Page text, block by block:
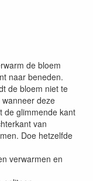
de bloem
naar beneden.
de bloem niet te
deze
de glimmende kant
van
Doe hetzelfde
verwarmen en